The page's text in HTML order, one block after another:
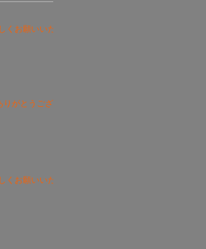
くお願いいた
がとうござい
くお願いいた